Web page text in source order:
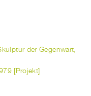
der Gegenwart,
[Projekt]